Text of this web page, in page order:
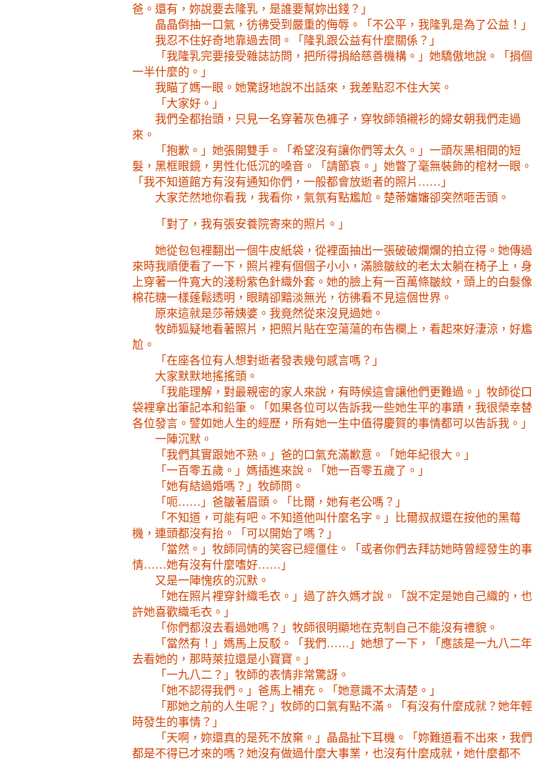
爸。還有，妳說要去隆乳，是誰要幫妳出錢？」
晶晶倒抽一口氣，彷彿受到嚴重的侮辱。「不公平，我隆乳是為了公益！」
我忍不住好奇地靠過去問。「隆乳跟公益有什麼關係？」
「我隆乳完要接受雜誌訪問，把所得捐給慈善機構。」她驕傲地說。「捐個
一半什麼的。」
我瞄了媽一眼。她驚訝地說不出話來，我差點忍不住大笑。
「大家好。」
我們全都抬頭，只見一名穿著灰色褲子，穿牧師領襯衫的婦女朝我們走過
來。
「抱歉。」她張開雙手。「希望沒有讓你們等太久。」一頭灰黑相間的短
髮，黑框眼鏡，男性化低沉的嗓音。「請節哀。」她瞥了毫無裝飾的棺材一眼。
「我不知道館方有沒有通知你們，一般都會放逝者的照片……」
大家茫然地你看我，我看你，氣氛有點尷尬。楚蒂嬸嬸卻突然咂舌頭 。
「對了，我有張安養院寄來的照片。」
她從包包裡翻出一個牛皮紙袋，從裡面抽出一張破破爛爛的拍立得。她傳過
來時我順便看了一下，照片裡有個個子小小，滿臉皺紋的老太太躺在椅子上，身
上穿著一件寬大的淺粉紫色針織外套。她的臉上有一百萬條皺紋，頭上的白髮像
棉花糖一樣蓬鬆透明，眼睛卻黯淡無光，彷彿看不見這個世界。
原來這就是莎蒂姨婆。我竟然從來沒見過她。
牧師狐疑地看著照片，把照片貼在空蕩蕩的布告欄上，看起來好淒涼，好尷
尬。
「在座各位有人想對逝者發表幾句感言嗎？」
大家默默地搖搖頭。
「我能理解，對最親密的家人來說，有時候這會讓他們更難過。」牧師從口
袋裡拿出筆記本和鉛筆。「如果各位可以告訴我一些她生平的事蹟，我很榮幸替
各位發言。譬如她人生的經歷，所有她一生中值得慶賀的事情都可以告訴我。」
一陣沉默。
「我們其實跟她不熟。」爸的口氣充滿歉意。「她年紀很大。」
「一百零五歲。」媽插進來說。「她一百零五歲了。」
「她有結過婚嗎？」牧師問。
「呃……」爸皺著眉頭。「比爾，她有老公嗎？」
「不知道，可能有吧。不知道他叫什麼名字。」比爾叔叔還在按他的黑莓
機，連頭都沒有抬。「可以開始了嗎？」
「當然。」牧師同情的笑容已經僵住。「或者你們去拜訪她時曾經發生的事
情……她有沒有什麼嗜好……」
又是一陣愧疚的沉默。
「她在照片裡穿針織毛衣。」過了許久媽才說。「說不定是她自己織的，也
許她喜歡織毛衣。」
「你們都沒去看過她嗎？」牧師很明顯地在克制自己不能沒有禮貌。
「當然有！」媽馬上反駁。「我們……」她想了一下，「應該是一九八二年
去看她的，那時萊拉還是小寶寶。」
「一九八二？」牧師的表情非常驚訝。
「她不認得我們。」爸馬上補充。「她意識不太清楚。」
「那她之前的人生呢？」牧師的口氣有點不滿。「有沒有什麼成就？她年輕
時發生的事情？」
「天啊，妳還真的是死不放棄。」晶晶扯下耳機。「妳難道看不出來，我們
都是不得已才來的嗎？她沒有做過什麼大事業，也沒有什麼成就，她什麼都不